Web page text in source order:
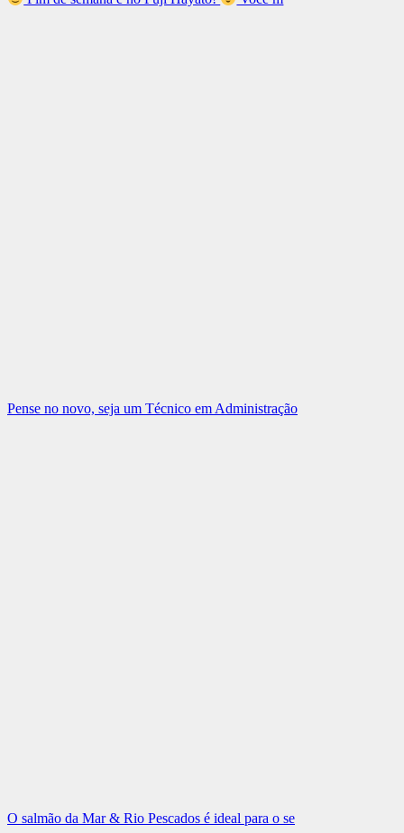
Pense no novo, seja um Técnico em Administração
O salmão da Mar & Rio Pescados é ideal para o se